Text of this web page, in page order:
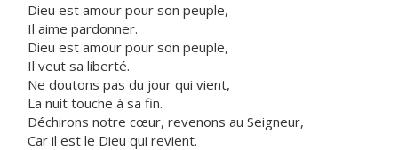
Dieu est amour pour son peuple,
Il aime pardonner.
Dieu est amour pour son peuple,
Il veut sa liberté.
Ne doutons pas du jour qui vient,
La nuit touche à sa fin.
Déchirons notre cœur, revenons au Seigneur,
Car il est le Dieu qui revient.